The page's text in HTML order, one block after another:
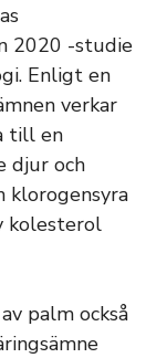
2020 -studie
Enligt en
verkar
till en
djur och
klorogensyra
kolesterol
palm också